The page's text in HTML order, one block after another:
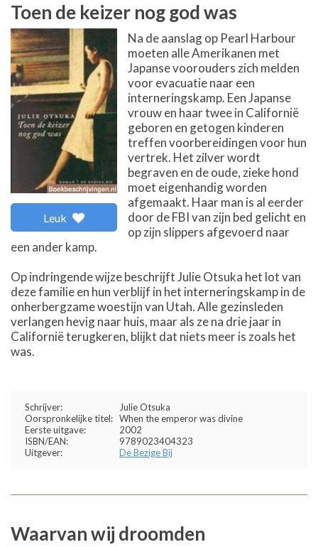
Toen de keizer nog god was
Leuk
Na de aanslag op Pearl Harbour
moeten alle Amerikanen met
Japanse voorouders zich melden
voor evacuatie naar een
interneringskamp. Een Japanse
vrouw en haar twee in Californië
geboren en getogen kinderen
treffen voorbereidingen voor hun
vertrek. Het zilver wordt
begraven en de oude, zieke hond
moet eigenhandig worden
afgemaakt. Haar man is al eerder
door de FBI van zijn bed gelicht en
op zijn slippers afgevoerd naar
een ander kamp.
Op indringende wijze beschrijft Julie Otsuka het lot van
deze familie en hun verblijf in het interneringskamp in de
onherbergzame woestijn van Utah. Alle gezinsleden
verlangen hevig naar huis, maar als ze na drie jaar in
Californië terugkeren, blijkt dat niets meer is zoals het
was.
Schrijver:
Julie Otsuka
Oorspronkelijke titel: When the emperor was divine
Eerste uitgave:
2002
ISBN/EAN:
9789023404323
Uitgever:
De Bezige Bij
Waarvan wij droomden